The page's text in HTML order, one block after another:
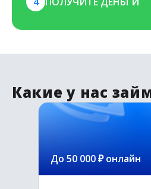
Какие у нас
До 50 000 ₽ онлайн